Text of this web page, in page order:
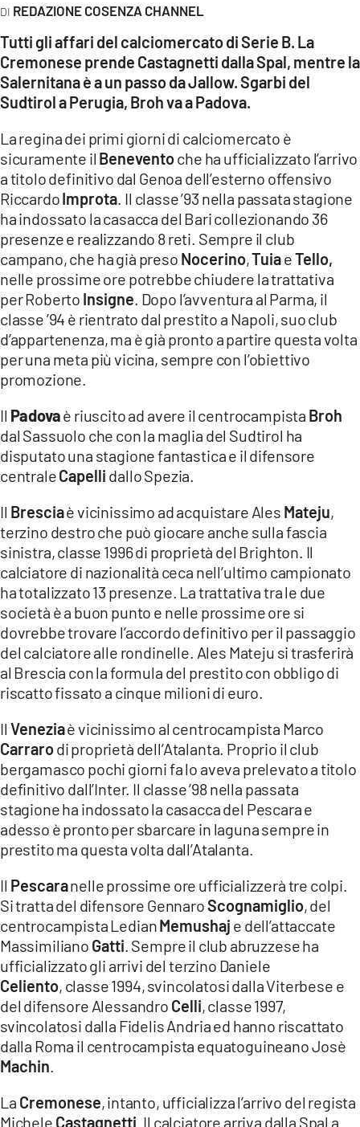
ILREGGINO.IT
COSENZACHANNEL.IT
ILVIBONESE.IT
CATANZAROCHANNEL.IT
LACAPITALENEWS.IT
App
ANDROID
APPLE
REDAZIONE COSENZA CHANNEL
Tutti gli affari del calciomercato di Serie B. La
Cremonese prende Castagnetti dalla Spal, mentre la
Salernitana è a un passo da Jallow. Sgarbi del
Sudtirol a Perugia, Broh va a Padova.
La regina dei primi giorni di calciomercato è
sicuramente il Beneventoche ha ufficializzato l’arrivo
a titolo definitivo dal Genoa dell’esterno offensivo
RiccardoImprota . Il classe ’93 nella passata stagione
ha indossato la casacca del Bari collezionando 36
presenze e realizzando 8 reti. Sempre il club
campano, che ha già preso Nocerino,TuiaeTello,
nelle prossime ore potrebbe chiudere la trattativa
per Roberto Insigne . Dopo l’avventura al Parma, il
classe ’94 è rientrato dal prestito a Napoli, suo club
d’appartenenza, ma è già pronto a partire questa volta
per una meta più vicina, sempre con l’obiettivo
promozione.
Il Padovaè riuscito ad avere il centrocampista Broh
dal Sassuolo che con la maglia del Sudtirol ha
disputato una stagione fantastica e il difensore
centraleCapelli dallo Spezia.
Il Bresciaè vicinissimo ad acquistare Ales Mateju,
terzino destro che può giocare anche sulla fascia
sinistra, classe 1996 di proprietà del Brighton. Il
calciatore di nazionalità ceca nell’ultimo campionato
ha totalizzato 13 presenze. La trattativa tra le due
società è a buon punto e nelle prossime ore si
dovrebbe trovare l’accordo definitivo per il passaggio
del calciatore alle rondinelle. Ales Mateju si trasferirà
al Brescia con la formula del prestito con obbligo di
riscatto fissato a cinque milioni di euro.
Il Veneziaè vicinissimo al centrocampista Marco
Carrarodi proprietà dell’Atalanta. Proprio il club
bergamasco pochi giorni fa lo aveva prelevato a titolo
definitivo dall’Inter. Il classe ’98 nella passata
stagione ha indossato la casacca del Pescara e
adesso è pronto per sbarcare in laguna sempre in
prestito ma questa volta dall’Atalanta.
Il Pescaranelle prossime ore ufficializzerà tre colpi.
Si tratta del difensore GennaroScognamiglio, del
centrocampista LedianMemushaj e dell’attaccate
Massimiliano Gatti . Sempre il club abruzzese ha
ufficializzato gli arrivi del terzino Daniele
Celiento, classe 1994, svincolatosi dalla Viterbese e
del difensore Alessandro Celli, classe 1997,
svincolatosi dalla Fidelis Andria ed hanno riscattato
dalla Roma il centrocampista equatoguineano Josè
Machin
La Cremonese, intanto, ufficializza l’arrivo del regista
Michele Castagnetti . Il calciatore arriva dalla Spal a